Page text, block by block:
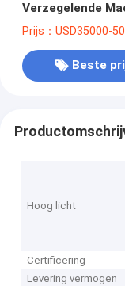
Verzegelende
Breedte
Prijs：USD35000-
Beste
Hoog licht
Certificering
Levering vermogen